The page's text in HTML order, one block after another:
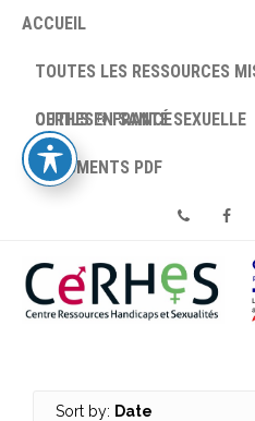
ACCUEIL
TOUTES LES RESSOURCES
CERHES® FRANCE
OUTILS EN SANTÉ SEXUELLE
DOCUMENTS PDF
Phone
Sort by: Date